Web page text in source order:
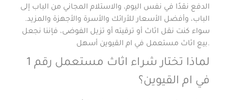
الدفع نقدًا في نفس اليوم، والاستلام المجاني من الباب إلى
الباب، وأفضل الأسعار للأرائك والأسرة والأجهزة والمزيد.
سواء كنت نقل اثاث أو ترقيته أو تزيل الفوضى، فإننا نجعل
بيع اثاث مستعمل في ام القيوين أسهل.
لماذا تختار شراء اثاث مستعمل رقم 1
في ام القيوين؟